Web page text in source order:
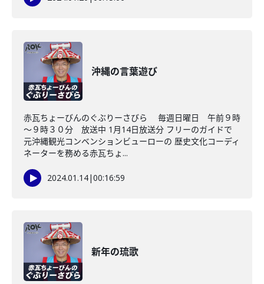
沖縄の言葉遊び
赤瓦ちょーびんのぐぶりーさびら 毎週日曜日 午前９時
～９時３０分 放送中 1月14日放送分 フリーのガイドで
元沖縄観光コンベンションビューローの 歴史文化コーディ
ネーターを務める赤瓦ちょ...
2024.01.14|00:16:59
新年の琉歌